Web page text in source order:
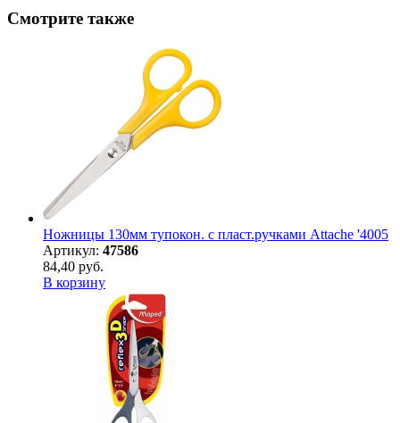
Смотрите также
Ножницы 130мм тупокон. с пласт.ручками Attache '4005
Артикул: 47586
84,40 руб.
В корзину